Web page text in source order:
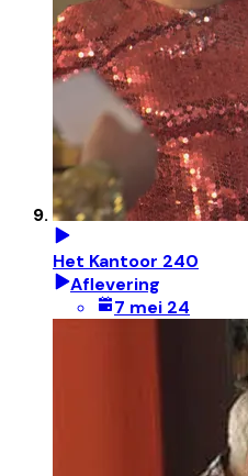
Het Kantoor 240
Aflevering
7 mei 24